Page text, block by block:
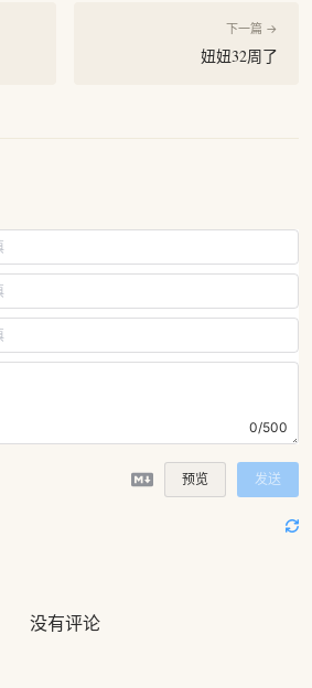
下一篇 →
妞妞32周了
0/500
预览 发送
没有评论